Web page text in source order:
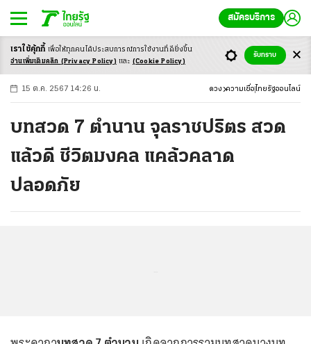
สมัครบริการ
-ก ก ก+
15 ต.ค. 2567 14:26 น. ดวง ความเชื่อ ไทยรัฐออนไลน์
บทสวด 7 ตํานาน จุลราชปริตร สวด
แล้วดี ชีวิตมงคล แคล้วคลาด
ปลอดภัย
เราใช้คุ้กกี้ เพื่อให้ทุกคนได้ประสบการณ์การใช้งานที่ดียิ่งขึ้น
อ่านเพิ่มเติมคลิก (Privacy Policy) และ (Cookie Policy)
รับทราบ